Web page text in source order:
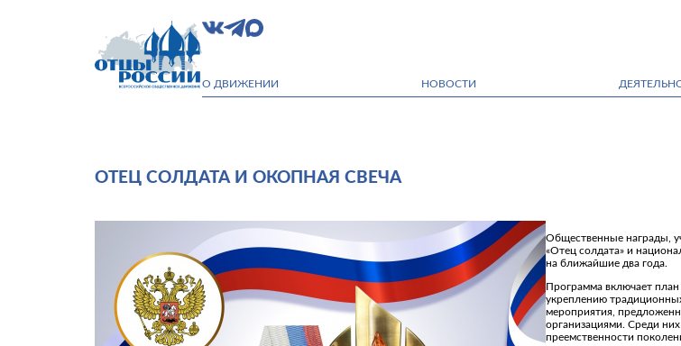
О ДВИЖЕНИИ НОВОСТИ
ОТЕЦ СОЛДАТА И ОКОПНАЯ СВЕЧА
Общественные награды,
«Отец солдата» и
на ближайшие два года.
Программа включает
укреплению
мероприятия,
организациями. Среди
преемственности